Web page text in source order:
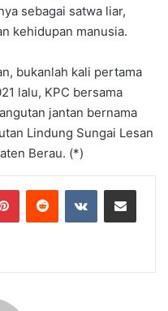
sebagai satwa liar,
kehidupan manusia.
bukanlah kali pertama
lalu, KPC bersama
jantan bernama
Lindung Sungai Lesan
Berau. (*)